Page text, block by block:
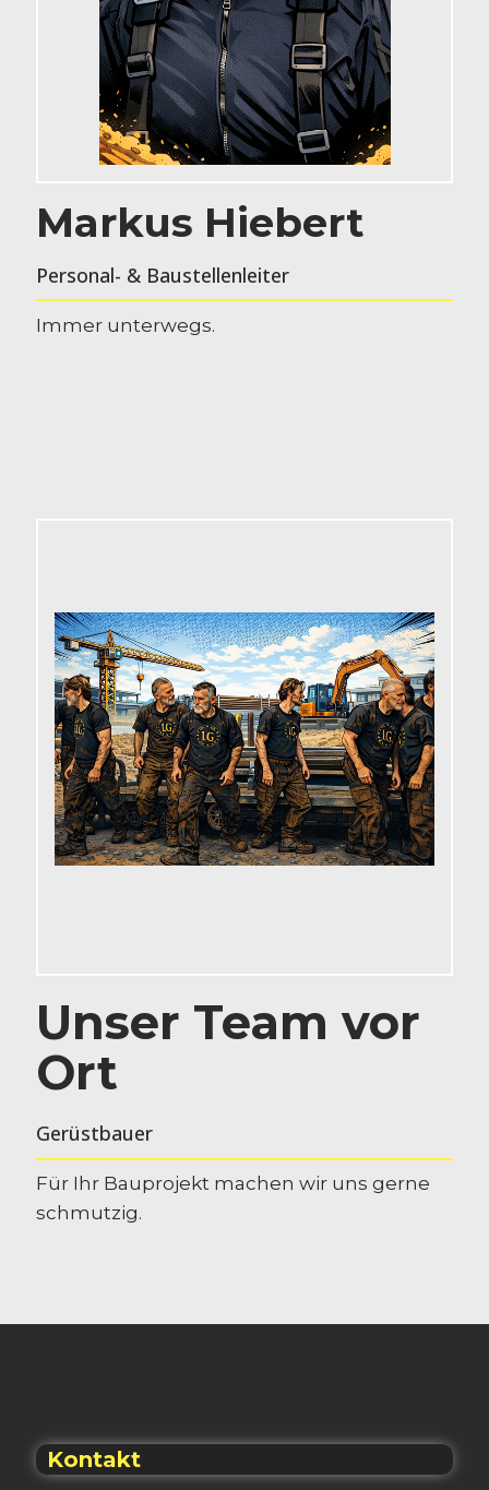
Markus Hiebert
Personal- & Baustellenleiter
Immer unterwegs.
Unser Team vor
Ort
Gerüstbauer
Für Ihr Bauprojekt machen wir uns gerne
schmutzig.
Kontakt